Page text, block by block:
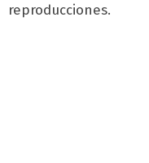
reproducciones.